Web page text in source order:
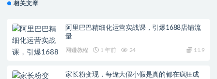
相关文章
阿里巴巴精细化运营实战课，引爆1688店铺流
量
网赚教程 1 年前 24 11.9
家长粉变现，每逢大假小假是真的都在疯狂成